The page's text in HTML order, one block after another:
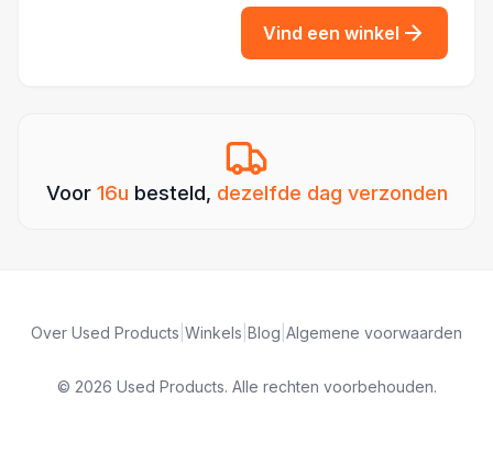
Vind een winkel
Voor 16u besteld, dezelfde dag verzonden
Over Used Products Winkels Blog Algemene voorwaarden
© 2026 Used Products. Alle rechten voorbehouden.